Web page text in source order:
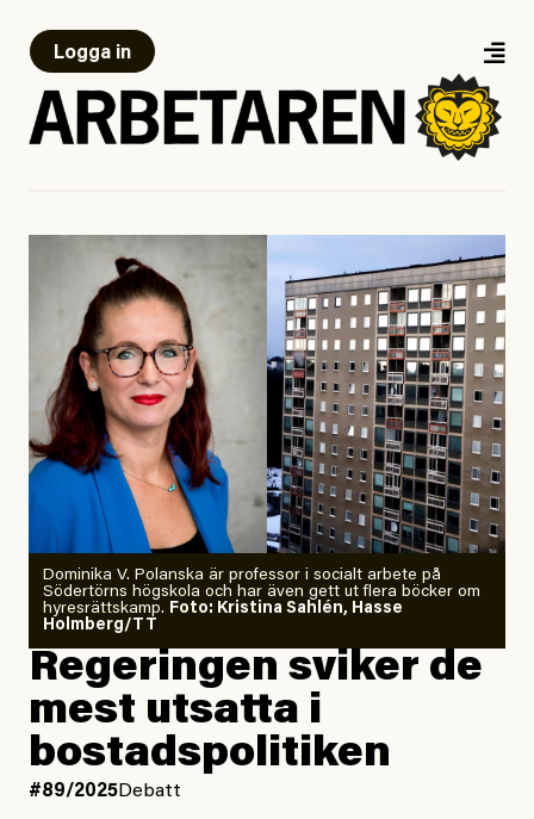
Logga in
Dominika V. Polanska är professor i socialt arbete på
Södertörns högskola och har även gett ut flera böcker om
hyresrättskamp. Foto: Kristina Sahlén, Hasse
Holmberg/TT
Regeringen sviker de
mest utsatta i
bostads­politiken
#89/2025Debatt